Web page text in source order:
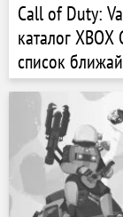
Call of Duty:
каталог
список